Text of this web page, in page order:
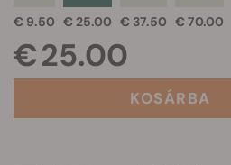
€ 9.50 € 25.00 € 37.50 € 70.00
€ 25.00
KOSÁRBA